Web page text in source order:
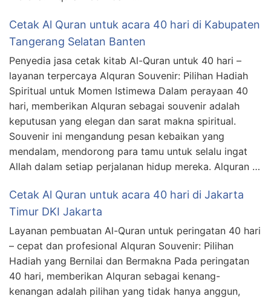
Cetak Al Quran untuk acara 40 hari di Kabupaten
Tangerang Selatan Banten
Penyedia jasa cetak kitab Al-Quran untuk 40 hari –
layanan terpercaya Alquran Souvenir: Pilihan Hadiah
Spiritual untuk Momen Istimewa Dalam perayaan 40
hari, memberikan Alquran sebagai souvenir adalah
keputusan yang elegan dan sarat makna spiritual.
Souvenir ini mengandung pesan kebaikan yang
mendalam, mendorong para tamu untuk selalu ingat
Allah dalam setiap perjalanan hidup mereka. Alquran …
Cetak Al Quran untuk acara 40 hari di Jakarta
Timur DKI Jakarta
Layanan pembuatan Al-Quran untuk peringatan 40 hari
– cepat dan profesional Alquran Souvenir: Pilihan
Hadiah yang Bernilai dan Bermakna Pada peringatan
40 hari, memberikan Alquran sebagai kenang-
kenangan adalah pilihan yang tidak hanya anggun,